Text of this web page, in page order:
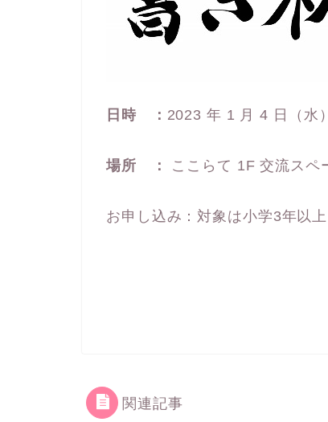
日時 ： 2023 年 1 月 4 日（
場所 ： ここらて 1F 交流スペ
お申し込み：対象は小学3年以
関連記事